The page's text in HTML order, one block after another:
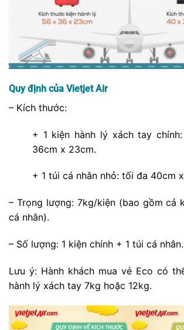
Quy định của Vietjet Air
– Kích thước:
+ 1 kiện hành lý xách tay
36cm x 23cm.
+ 1 túi cá nhân nhỏ: tối đa 40cm
– Trọng lượng: 7kg/kiện (bao gồm cả
cá nhân).
– Số lượng: 1 kiện chính + 1 túi cá nhân.
Lưu ý: Hành khách mua vé Eco có
hành lý xách tay 7kg hoặc 12kg.